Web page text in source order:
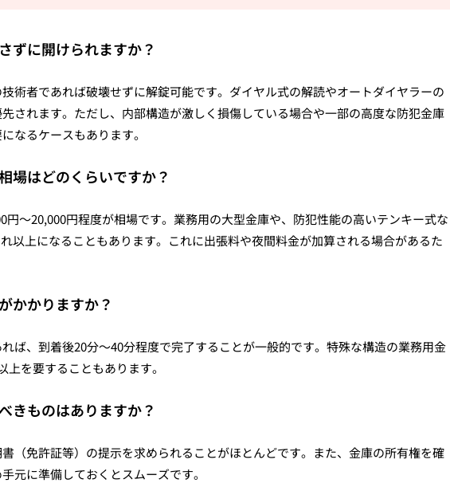
ずに開けられますか？
術者であれば破壊せずに解錠可能です。ダイヤル式の解読やオートダイヤラーの
されます。ただし、内部構造が激しく損傷している場合や一部の高度な防犯金庫
なるケースもあります。
場はどのくらいですか？
〜20,000円程度が相場です。業務用の大型金庫や、防犯性能の高いテンキー式な
以上になることもあります。これに出張料や夜間料金が加算される場合があるた
かかりますか？
ば、到着後20分〜40分程度で完了することが一般的です。特殊な構造の業務用金
を要することもあります。
きものはありますか？
（免許証等）の提示を求められることがほとんどです。また、金庫の所有権を確
元に準備しておくとスムーズです。